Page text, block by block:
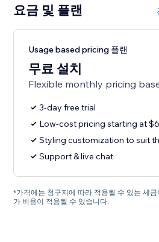
요금 및 플랜
Usage based pricing 플랜
무료 설치
Flexible monthly pricing
3-day free trial
Low-cost pricing starting at
Styling customization to suit
Support & live chat
*가격에는 청구지에 따라 적용될 수 있는 세
가 비용이 적용될 수 있습니다.